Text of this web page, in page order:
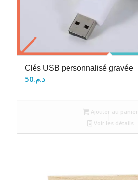
Clés USB personnalisé gravée
د.م.50
Ajouter au panier
Voir les détails